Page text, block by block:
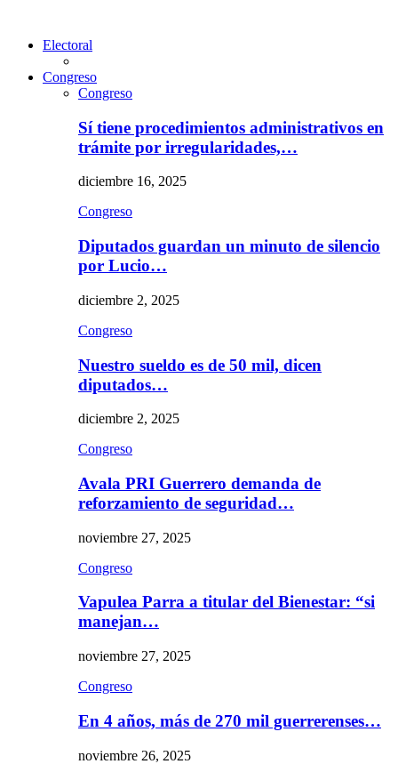
Electoral
Congreso
Congreso
Sí tiene procedimientos administrativos en
trámite por irregularidades,…
diciembre 16, 2025
Congreso
Diputados guardan un minuto de silencio
por Lucio…
diciembre 2, 2025
Congreso
Nuestro sueldo es de 50 mil, dicen
diputados…
diciembre 2, 2025
Congreso
Avala PRI Guerrero demanda de
reforzamiento de seguridad…
noviembre 27, 2025
Congreso
Vapulea Parra a titular del Bienestar: “si
manejan…
noviembre 27, 2025
Congreso
En 4 años, más de 270 mil guerrerenses…
noviembre 26, 2025